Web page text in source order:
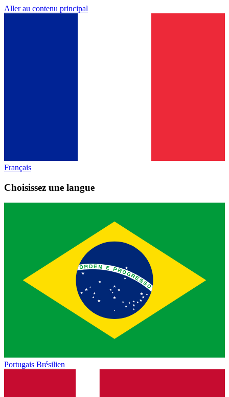
Aller au contenu principal
Français
Choisissez une langue
Portugais Brésilien